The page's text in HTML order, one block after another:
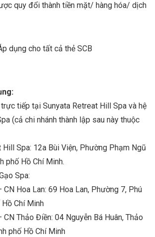
quy đổi thành tiền mặt/ hàng hóa/ dịch
dụng cho tất cả thẻ SCB
tiếp tại Sunyata Retreat Hill Spa và hệ
(cả chi nhánh thành lập sau này thuộc
Hill Spa: 12a Bùi Viện, Phường Phạm Ngũ
phố Hồ Chí Minh.
Spa:
Hoa Lan: 69 Hoa Lan, Phường 7, Phú
Hồ Chí Minh
Thảo Điền: 04 Nguyễn Bá Huân, Thảo
phố Hồ Chí Minh